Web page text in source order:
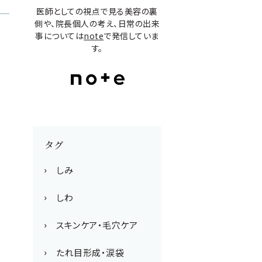
医師としての視点で見る美容の裏
側や、院長個人の考え、日常の出来
事についてはnoteで発信していま
す。
タグ
しみ
しわ
スキンケア・毛穴ケア
たれ目形成・涙袋